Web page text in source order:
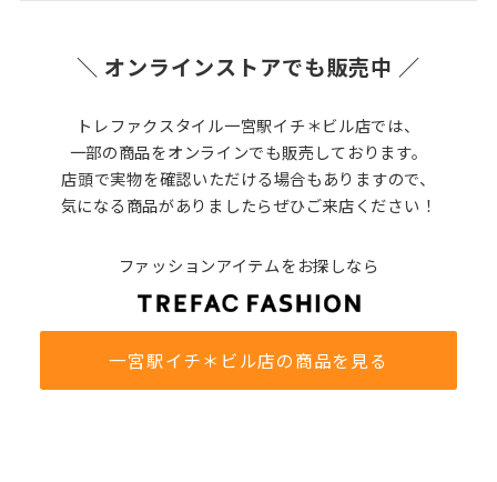
＼ オンラインストアでも販売中 ／
トレファクスタイル一宮駅イチ＊ビル店では、
一部の商品をオンラインでも販売しております。
店頭で実物を確認いただける場合もありますので、
気になる商品がありましたらぜひご来店ください！
ファッションアイテムをお探しなら
一宮駅イチ＊ビル店の商品を見る